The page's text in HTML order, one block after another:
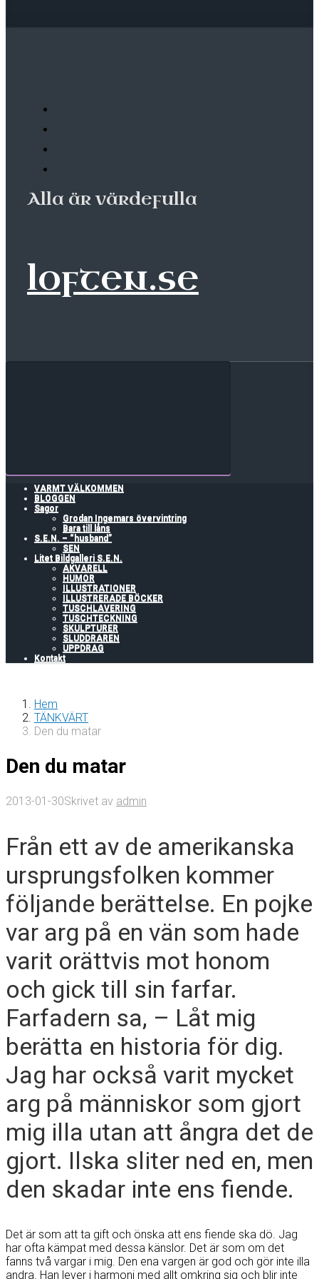
Alla är värdefulla
loften.se
VARMT VÄLKOMMEN
BLOGGEN
Sagor
Grodan Ingemars övervintring
Bara till låns
S.E.N. – “husband”
SEN
Litet Bildgalleri S.E.N.
AKVARELL
HUMOR
ILLUSTRATIONER
ILLUSTRERADE BÖCKER
TUSCHLAVERING
TUSCHTECKNING
SKULPTURER
SLUDDRAREN
UPPDRAG
Kontakt
Hem
TÄNKVÄRT
Den du matar
Den du matar
2013-01-30Skrivet av admin
Från ett av de amerikanska
ursprungsfolken kommer
följande berättelse. En pojke
var arg på en vän som hade
varit orättvis mot honom
och gick till sin farfar.
Farfadern sa, – Låt mig
berätta en historia för dig.
Jag har också varit mycket
arg på människor som gjort
mig illa utan att ångra det de
gjort. Ilska sliter ned en, men
den skadar inte ens fiende.
Det är som att ta gift och önska att ens fiende ska dö. Jag
har ofta kämpat med dessa känslor. Det är som om det
fanns två vargar i mig. Den ena vargen är god och gör inte illa
andra. Han lever i harmoni med allt omkring sig och blir inte